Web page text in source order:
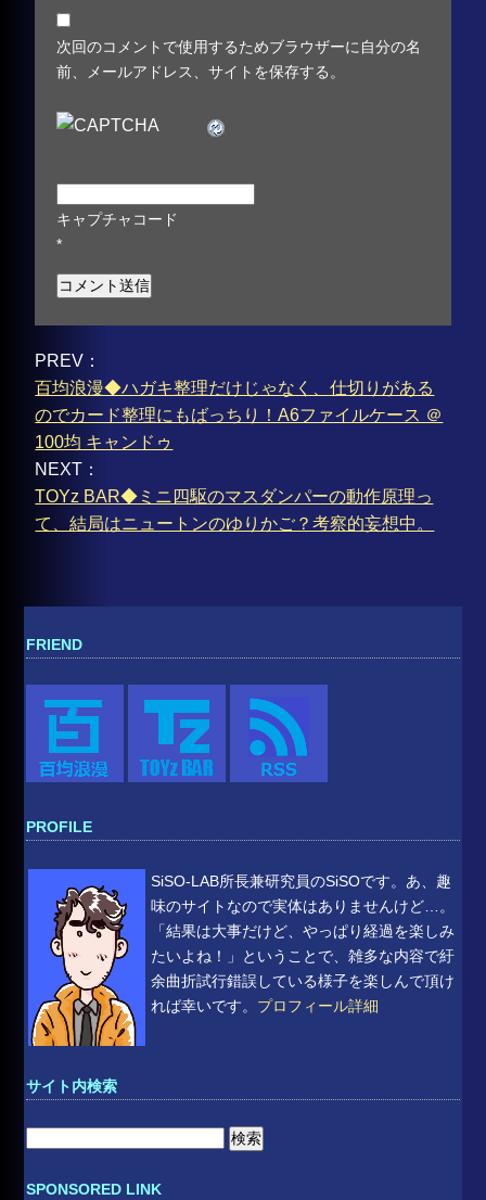
次回のコメントで使用するためブラウザーに自分の名
前、メールアドレス、サイトを保存する。
キャプチャコード
*
PREV：
百均浪漫◆ハガキ整理だけじゃなく、仕切りがある
のでカード整理にもばっちり！A6ファイルケース ＠
100均 キャンドゥ
NEXT：
TOYz BAR◆ミニ四駆のマスダンパーの動作原理っ
て、結局はニュートンのゆりかご？考察的妄想中。
FRIEND
PROFILE
SiSO-LAB所長兼研究員のSiSOです。あ、趣
味のサイトなので実体はありませんけど…。
「結果は大事だけど、やっぱり経過を楽しみ
たいよね！」ということで、雑多な内容で紆
余曲折試行錯誤している様子を楽しんで頂け
れば幸いです。 プロフィール詳細
サイト内検索
SPONSORED LINK